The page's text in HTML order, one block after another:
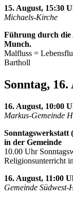
15. August, 15:30
Michaels-Kirche
Führung durch die
Munch.
Malfluss =
Bartholl
Sonntag, 16.
16. August, 10:00
Markus-Gemeinde
in der Gemeinde
10.00 Uhr
Religionsunterricht
16. August, 11:00
Gemeinde Südwest-